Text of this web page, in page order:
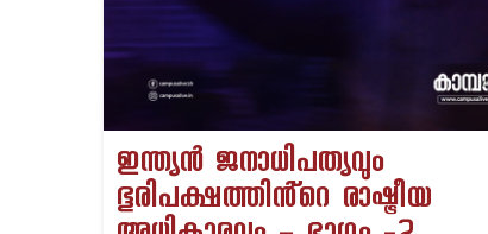
ഇന്ത്യൻ ജനാധിപത്യവും
ഭൂരിപക്ഷത്തിൻ്റെ രാഷ്ട്രീയ